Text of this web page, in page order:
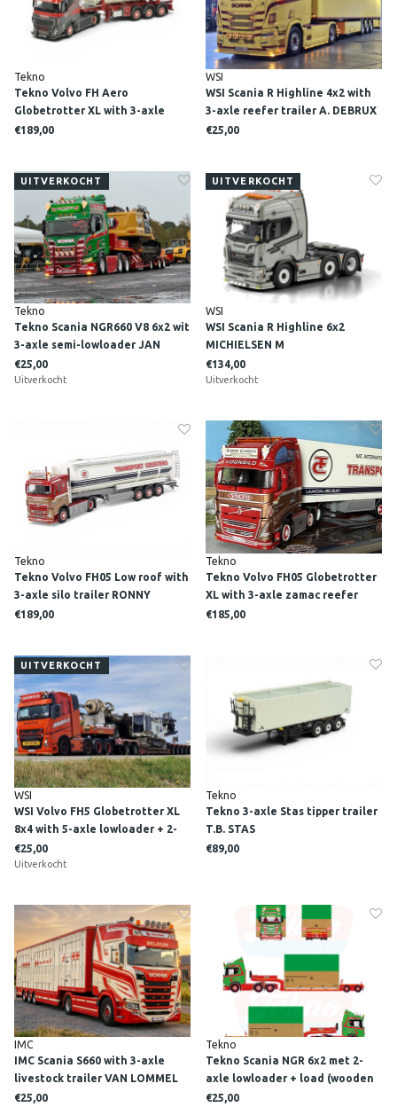
Tekno
Tekno Volvo FH Aero
Globetrotter XL with 3-axle
container chassis and swap
€189,00
WSI
WSI Scania R Highline 4x2 with
3-axle reefer trailer A. DEBRUX
€25,00
UITVERKOCHT
Tekno
Tekno Scania NGR660 V8 6x2 wit
3-axle semi-lowloader JAN
MUES
€25,00
Uitverkocht
UITVERKOCHT
WSI
WSI Scania R Highline 6x2
MICHIELSEN M
€134,00
Uitverkocht
Tekno
Tekno Volvo FH05 Low roof with
3-axle silo trailer RONNY
CEUSTERS
€189,00
Tekno
Tekno Volvo FH05 Globetrotter
XL with 3-axle zamac reefer
trailer RONNY CEUSTERS
€185,00
UITVERKOCHT
WSI
WSI Volvo FH5 Globetrotter XL
8x4 with 5-axle lowloader + 2-
axle dolly MARTLE
€25,00
Uitverkocht
Tekno
Tekno 3-axle Stas tipper trailer
T.B. STAS
€89,00
IMC
IMC Scania S660 with 3-axle
livestock trailer VAN LOMMEL
€25,00
Tekno
Tekno Scania NGR 6x2 met 2-
axle lowloader + load (wooden
box) JAN MUES
€25,00